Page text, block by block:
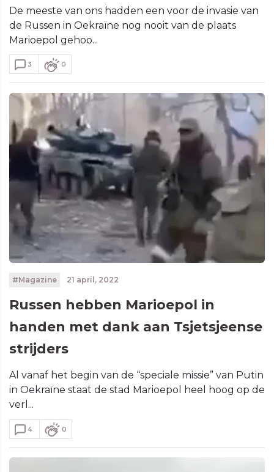
De meeste van ons hadden een voor de invasie van
de Russen in Oekraïne nog nooit van de plaats
Marioepol gehoo...
3 0
#Magazine 21 april, 2022
Russen hebben Marioepol in
handen met dank aan Tsjetsjeense
strijders
Al vanaf het begin van de “speciale missie” van Putin
in Oekraïne staat de stad Marioepol heel hoog op de
verl...
4 0